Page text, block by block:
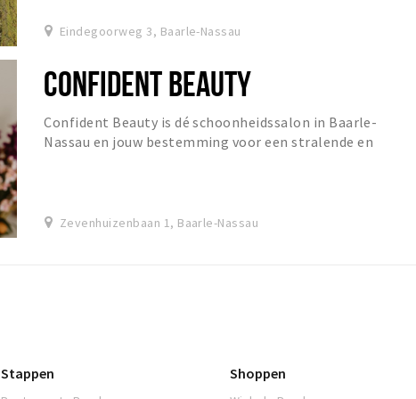
Eindegoorweg 3, Baarle-Nassau
CONFIDENT BEAUTY
Confident Beauty is dé schoonheidssalon in Baarle-
Nassau en jouw bestemming voor een stralende en
Zevenhuizenbaan 1, Baarle-Nassau
Stappen Shoppen